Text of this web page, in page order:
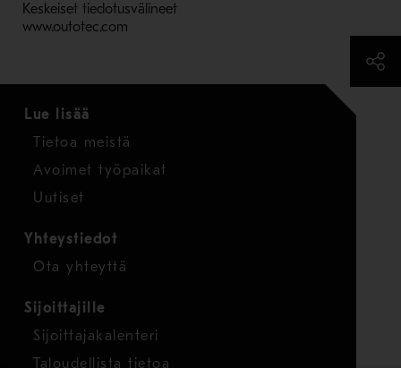
Keskeiset tiedotusvälineet
www.outotec.com
Lue lisää
Tietoa meistä
Avoimet työpaikat
Uutiset
Yhteystiedot
Ota yhteyttä
Sijoittajille
Sijoittajakalenteri
Taloudellista tietoa